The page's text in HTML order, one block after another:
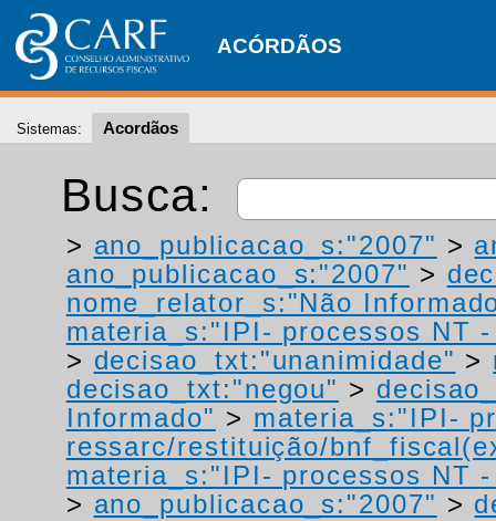
ACÓRDÃOS
Sistemas: Acordãos
Busca:
> ano_publicacao_s:"2007" >
ano_publicacao_s:"2007" >
nome_relator_s:"Não
materia_s:"IPI- processos NT
> decisao_txt:"unanimidade" >
decisao_txt:"negou" >
Informado" > materia_s:"IPI-
ressarc/restituição/
materia_s:"IPI- processos NT
> ano_publicacao_s:"2007" >